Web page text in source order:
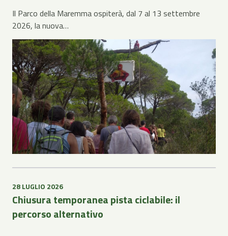
Il Parco della Maremma ospiterà, dal 7 al 13 settembre
2026, la nuova…
28 LUGLIO 2026
Chiusura temporanea pista ciclabile: il
percorso alternativo